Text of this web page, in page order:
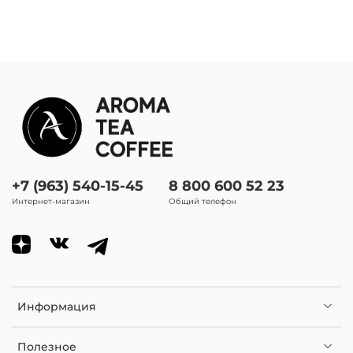
Информация
Полезное
+7 (963) 540-15-45
Интернет-магазин
8 800 600 52 23
Общий телефон